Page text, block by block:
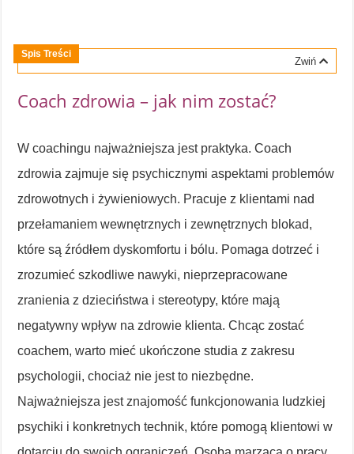
Spis Treści
Zwiń
Coach zdrowia – jak nim zostać?
W coachingu najważniejsza jest praktyka. Coach
zdrowia zajmuje się psychicznymi aspektami problemów
zdrowotnych i żywieniowych. Pracuje z klientami nad
przełamaniem wewnętrznych i zewnętrznych blokad,
które są źródłem dyskomfortu i bólu. Pomaga dotrzeć i
zrozumieć szkodliwe nawyki, nieprzepracowane
zranienia z dzieciństwa i stereotypy, które mają
negatywny wpływ na zdrowie klienta. Chcąc zostać
coachem, warto mieć ukończone studia z zakresu
psychologii, chociaż nie jest to niezbędne.
Najważniejsza jest znajomość funkcjonowania ludzkiej
psychiki i konkretnych technik, które pomogą klientowi w